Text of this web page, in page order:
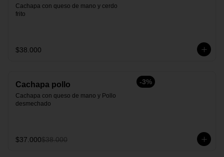
Cachapa con queso de mano y cerdo
frito
$38.000
-3%
Cachapa pollo
Cachapa con queso de mano y Pollo
desmechado
$37.000$38.000